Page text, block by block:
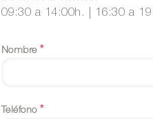
09:30 a 14:00h. | 16:30 a
Nombre*
Teléfono*